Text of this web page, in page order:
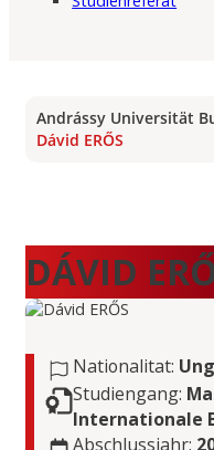
Andrássy Universität
Dávid ERŐS
DÁVID
Nationalitat:
Studiengang:
Internationale
Abschlussjahr: